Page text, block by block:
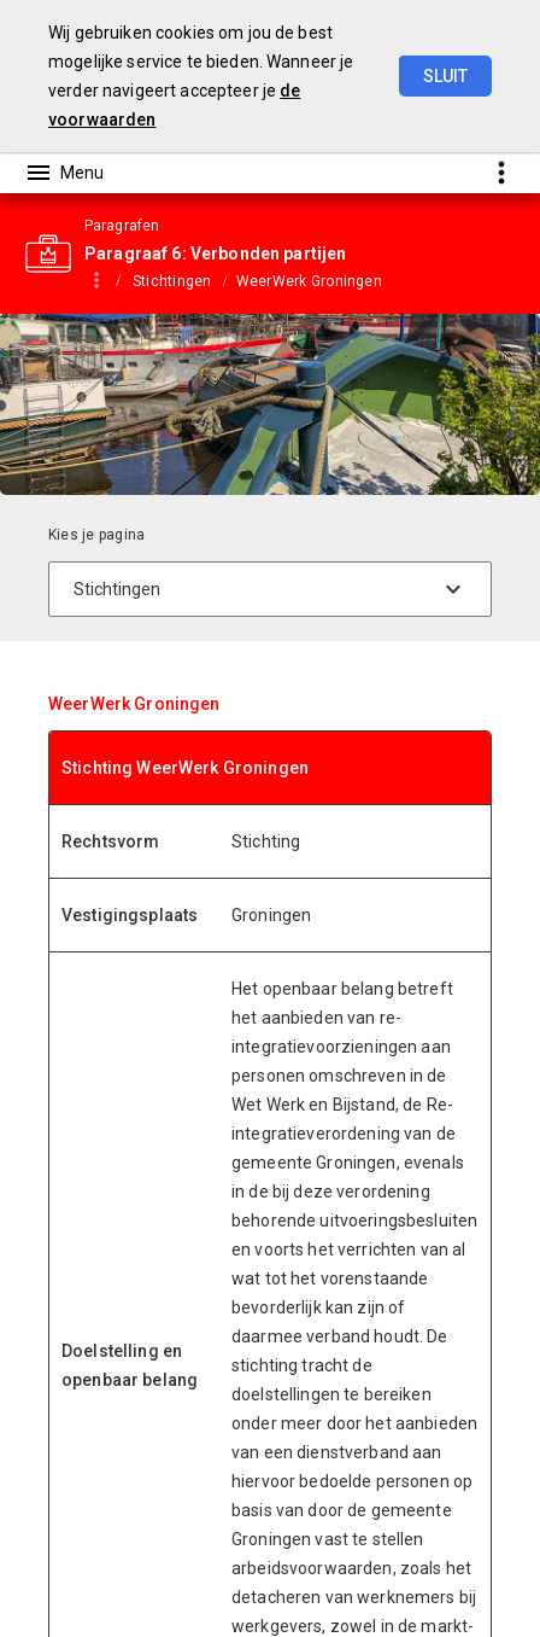
Wij gebruiken cookies om jou de best
mogelijke service te bieden. Wanneer je
verder navigeert accepteer je de
voorwaarden
SLUIT
Paragrafen
Paragraaf 6: Verbonden partijen
Stichtingen WeerWerk Groningen
WeerWerk Groningen
Stichting WeerWerk Groningen
Rechtsvorm Stichting
Vestigingsplaats Groningen
Doelstelling en
openbaar belang
Het openbaar belang betreft
het aanbieden van re-
integratievoorzieningen aan
personen omschreven in de
Wet Werk en Bijstand, de Re-
integratieverordening van de
gemeente Groningen, evenals
in de bij deze verordening
behorende uitvoeringsbesluiten
en voorts het verrichten van al
wat tot het vorenstaande
bevorderlijk kan zijn of
daarmee verband houdt. De
stichting tracht de
doelstellingen te bereiken
onder meer door het aanbieden
van een dienstverband aan
hiervoor bedoelde personen op
basis van door de gemeente
Groningen vast te stellen
arbeidsvoorwaarden, zoals het
detacheren van werknemers bij
werkgevers, zowel in de markt-